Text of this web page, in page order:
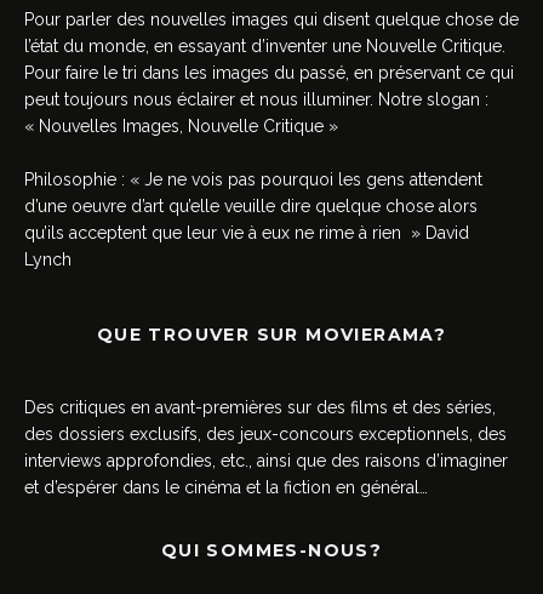
Pour parler des nouvelles images qui disent quelque chose de
l’état du monde, en essayant d’inventer une Nouvelle Critique.
Pour faire le tri dans les images du passé, en préservant ce qui
peut toujours nous éclairer et nous illuminer. Notre slogan :
« Nouvelles Images, Nouvelle Critique »
Philosophie : « Je ne vois pas pourquoi les gens attendent
d’une oeuvre d’art qu’elle veuille dire quelque chose alors
qu’ils acceptent que leur vie à eux ne rime à rien » David
Lynch
QUE TROUVER SUR MOVIERAMA?
Des critiques en avant-premières sur des films et des séries,
des dossiers exclusifs, des jeux-concours exceptionnels, des
interviews approfondies, etc., ainsi que des raisons d’imaginer
et d’espérer dans le cinéma et la fiction en général…
QUI SOMMES-NOUS?